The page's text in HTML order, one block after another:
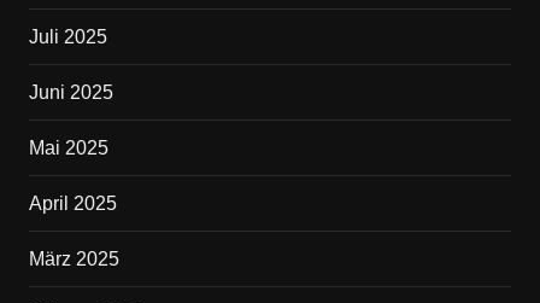
Juli 2025
Juni 2025
Mai 2025
April 2025
März 2025